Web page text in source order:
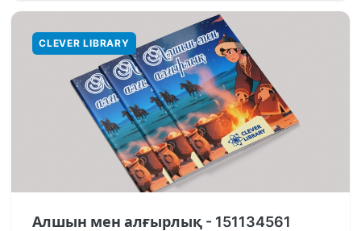
CLEVER LIBRARY
Алшын мен алғырлық - 151134561